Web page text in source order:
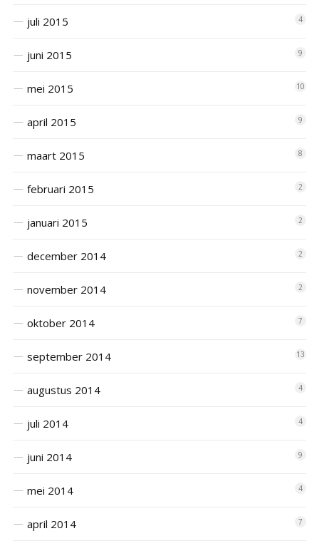
juli 2015 4
juni 2015 9
mei 2015 10
april 2015 9
maart 2015 8
februari 2015 2
januari 2015 2
december 2014 2
november 2014 2
oktober 2014 7
september 2014 13
augustus 2014 4
juli 2014 4
juni 2014 9
mei 2014 4
april 2014 7